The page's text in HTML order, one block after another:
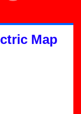
Map